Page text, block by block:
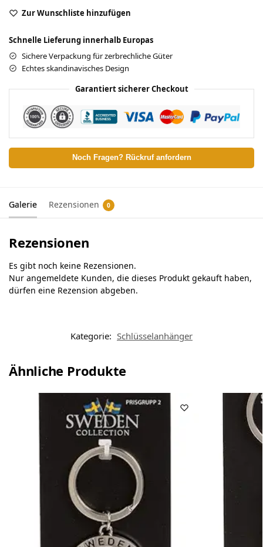
Zur Wunschliste hinzufügen
Schnelle Lieferung innerhalb Europas
Sichere Verpackung für zerbrechliche Güter
Echtes skandinavisches Design
Garantiert sicherer Checkout
Noch Fragen? Rückruf anfordern
Galerie Rezensionen 0
Rezensionen
Es gibt noch keine Rezensionen.
Nur angemeldete Kunden, die dieses Produkt gekauft haben,
dürfen eine Rezension abgeben.
Kategorie: Schlüsselanhänger
Ähnliche Produkte